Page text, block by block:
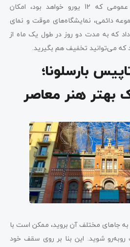
رایگان خواهد شد. ورودی عمومی که 12 یورو خواهد بود، امکان
دائمی، نمایشگاه‌های موقت و نمای
که به مدت دو روز در طول یک ماه از
که می‌توانید تخفیف هم بگیرید.
بارسلونا؛
بهتر هنر معاصر
به جاهای مختلف آن بروید، ممکن است با
شوید. این بنا بر روی سقف خود